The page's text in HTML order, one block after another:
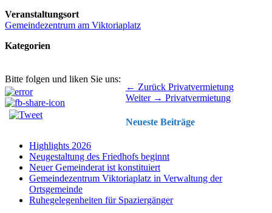
Veranstaltungsort
Gemeindezentrum am Viktoriaplatz
Kategorien
Bitte folgen und liken Sie uns:
Beitragsnavigation ← Zurück Vorhergehender
Beitrag:
Privatvermietung
Weiter → Nächster
Privatvermietung
Neueste Beiträge
Highlights 2026
Neugestaltung des Friedhofs beginnt
Neuer Gemeinderat ist konstituiert
Gemeindezentrum Viktoriaplatz in Verwaltung der
Ortsgemeinde
Ruhegelegenheiten für Spaziergänger